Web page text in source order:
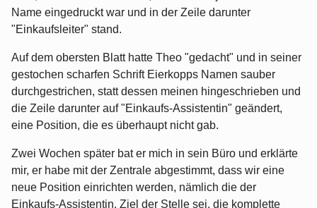
Name eingedruckt war und in der Zeile darunter
"Einkaufsleiter" stand.
Auf dem obersten Blatt hatte Theo "gedacht" und in seiner
gestochen scharfen Schrift Eierkopps Namen sauber
durchgestrichen, statt dessen meinen hingeschrieben und
die Zeile darunter auf "Einkaufs-Assistentin" geändert,
eine Position, die es überhaupt nicht gab.
Zwei Wochen später bat er mich in sein Büro und erklärte
mir, er habe mit der Zentrale abgestimmt, dass wir eine
neue Position einrichten werden, nämlich die der
Einkaufs-Assistentin. Ziel der Stelle sei, die komplette